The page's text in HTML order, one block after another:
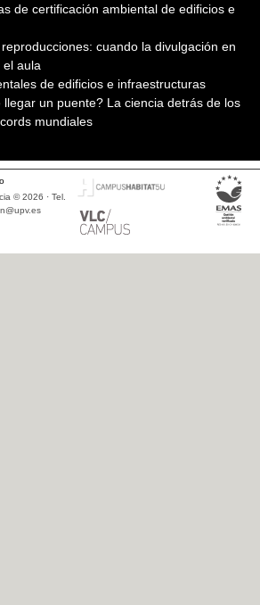
de certificación ambiental de edificios e
cuando la divulgación en
aula
de edificios e infraestructuras
un puente? La ciencia detrás de los
mundiales
© 2026 · Tel.